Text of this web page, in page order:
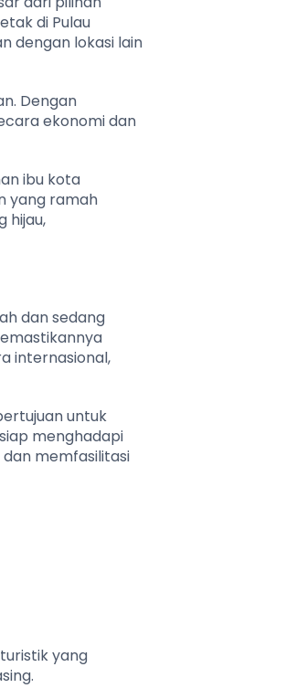
di Pulau
dengan lokasi lain
Dengan
ekonomi dan
ibu kota
yang ramah
hijau,
dan sedang
internasional,
untuk
menghadapi
memfasilitasi
yang